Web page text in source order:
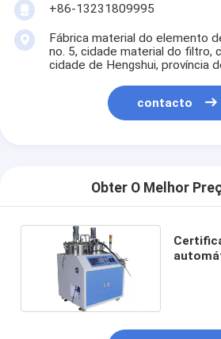
+86-13231809995
Fábrica material do elemento
no. 5, cidade material do filtro,
cidade de Hengshui, província
contacto
Obter O Melhor